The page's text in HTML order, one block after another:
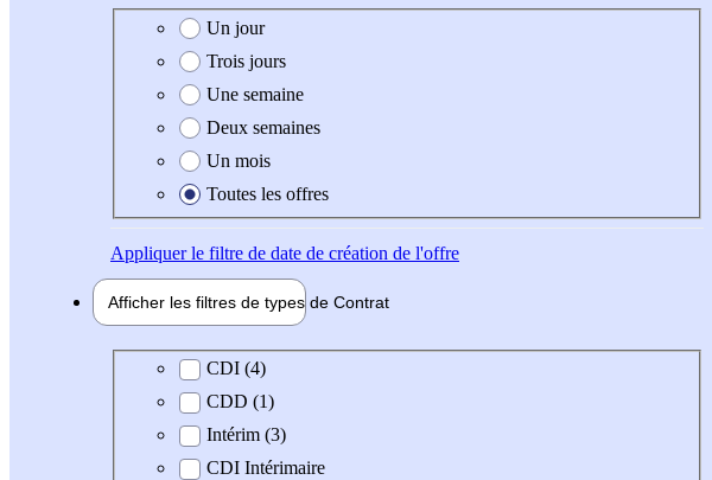
Date de création de l'offre
Un jour
Trois jours
Une semaine
Deux semaines
Un mois
Toutes les offres
Appliquerle filtre de date de création de l'offre
Afficher les filtres de types de Contrat
Type de contrat
CDI (4)
CDD (1)
Intérim (3)
CDI Intérimaire